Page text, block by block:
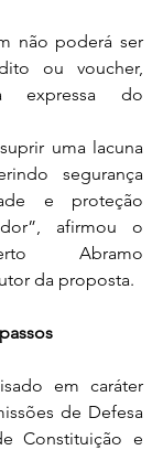
não poderá ser
ou voucher,
expressa do
uma lacuna
segurança
e proteção
afirmou o
Abramo
da proposta.
em caráter
de Defesa
Constituição e